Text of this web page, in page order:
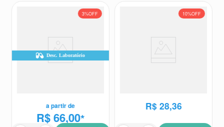
3%OFF
Desc. Laboratório
a partir de
R$ 66,00*
10%OFF
R$ 28,36